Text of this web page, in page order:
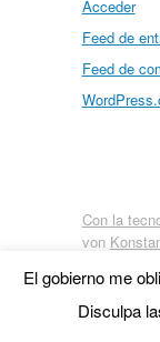
Acceder
Feed de
Feed de
Con la
von
El gobierno me
Disculpa